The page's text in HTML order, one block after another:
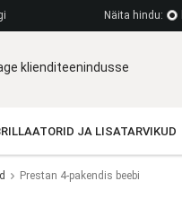
Näita hindu:
klienditeenindusse
JA LISATARVIKUD
Prestan 4-pakendis beebi